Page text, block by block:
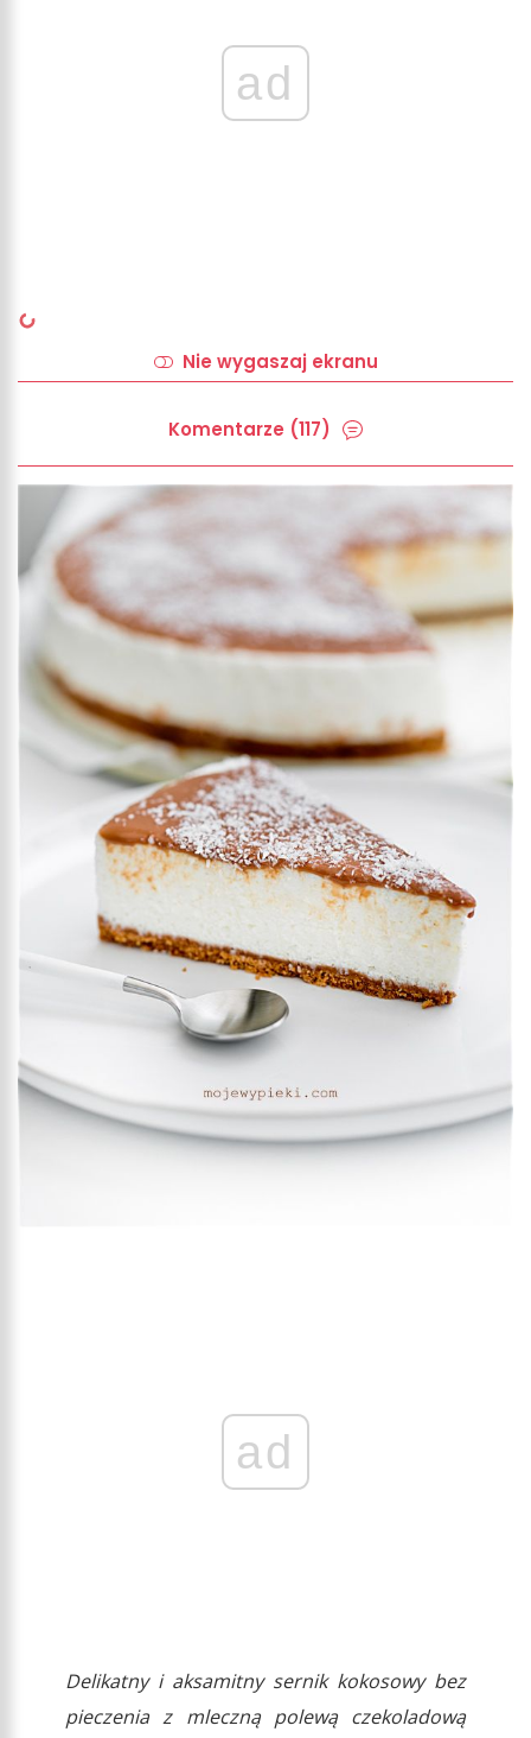
ad
Nie wygaszaj ekranu
Komentarze (117)
ad
Delikatny i aksamitny sernik kokosowy bez
pieczenia z mleczną polewą czekoladową